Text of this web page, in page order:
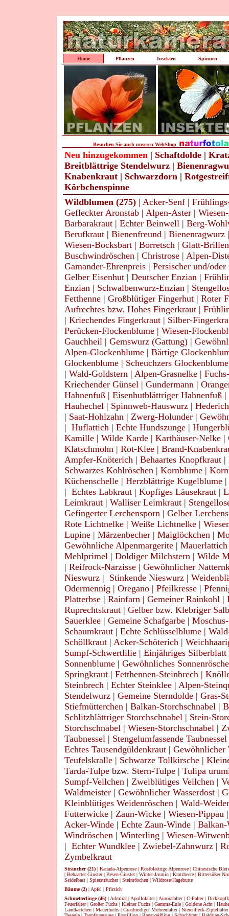
Home Pflanzen Insekten Spinnen
Besuchen Sie auch unseren WebShop
Neu hinzugekommen | Schaftdolde |
Breitblättrige Stendelwurz |
Knabenkraut | Schwarzdorn |
Körbchenspinne
Wildblumen (275) | Acker-Senf |
Gefleckter Aronstab | Alpen-Aster |
Barbarakraut | Echter Beinwell | Berg-
Berufkraut | Bienenfreund | Bienenragwurz
Wiesen-Bocksbart | Borretsch | Glatt-
Buschwindröschen | Christrose | Alpen-
Gamander-Ehrenpreis | Persischer und/
Gelber Eisenhut | Deutscher Enzian |
Enzian | Schwalbenwurz-Enzian |
Fetthenne | Großblütiger Fingerhut | Roter
Aufrechtes bzw. Hohes Fingerkraut |
| Kriechendes Fingerkraut | Silber-
Perücken-Flockenblume | Wiesen-
Gauchheil | Gemswurz (Gattung) |
Alpen-Glockenblume | Bärtige
Glockenblume | Scheuchzers Glockenblume
| Wald-Goldstern | Alpen-Grasnelke |
Kriechender Günsel | Gundermann |
Hahnenfuß | Eisenhutblättriger Hahnenfuß |
Hauhechel | Spinnweb-Hauswurz | Hederich
| Saat-Hohlzahn | Zwerg-Holunder |
| Huflattich | Echte Hundszunge |
Kamille | Wilde Karde | Karthäuser-Nelke |
Klatschmohn | Rot-Klee | Brand-
Ampfer-Knöterich | Behaartes Knopfkraut |
Schwarzes Kohlröschen | Kornblume |
Küchenschelle | Herzblättrige Kugelblume |
| Echtes Labkraut | Kopfiges Läusekraut |
Leimkraut | Walliser Leimkraut |
Gefingerter Lerchensporn | Gelber
Rote Lichtnelke | Weiße Lichtnelke |
Lupine | Märzenbecher | Maiglöckchen |
Gewöhnliche Alpenmargerite | Mauerlattich
Mehlprimel | Doldiger Milchstern | Wilde
| Reifrock-Narzisse | Gewöhnlicher
Nieswurz | Stinkende Nieswurz |
Odermennig | Oregano | Pfeilkresse |
Platterbse | Rainfarn | Gemeiner Rainkohl |
Ruprechtskraut | Gelber bzw. Klebriger
Sauerklee | Gemeine Schafgarbe |
Schaumkraut | Echte Schlüsselblume |
Schöllkraut | Acker-Schöterich |
Sumpf-Schwertlilie | Einjähriges Silberblatt
Sonnenblume | Gewöhnliches
Springkraut | Fetthennen-Steinbrech |
Steinbrech | Echter Steinklee | Alpen-
Stendelwurz | Gemeine Sterndolde | Gras-
Stiefmütterchen | Balkan-Storchschnabel |
Schlitzblättriger Storchschnabel | Stein-
Storchschnabel | Wiesen-Storchschnabel |
Taubnessel | Stengelumfassende Taubnessel
Echtes Tausendgüldenkraut | Gewöhnlicher
Teufelskralle | Schwarze Tollkirsche |
Tarda-Tulpe bzw. Stern-Tulpe | Tulipa
Sumpf-Veilchen | Zweiblütiges Veilchen |
Waldmeister | Gewöhnlicher Wasserdost |
Kleinblütiges Weidenröschen | Wald-
Futterwicke | Zaun-Wicke | Wiesen-Pippau
Acker-Winde | Echte Zaun-Winde | Balkan-
Windröschen | Winterling | Wiesen-
| Echter Wundklee | Zwiebel-Zahnwurz |
Zymbelkraut
Sträucher (21) | Kanada-Alpenrose | Rostblättrige Alpenrose | Chinesische
| Behaarter Ginster| Besen-Ginster| Winter-Jasmin | Kratzbeere | Bittersüßer
Seidelbast | Spiersträucher| Steinröschen | Wildrose/Hagebutte
Bäume (2) | Apfel | Pfirsich
Schmetterlinge (46) | Admiral | Apollofalter| Aurorafalter| C-Falter|
Feuerfalter| Großer Fuchs | Kleiner Fuchs | Gamma-Eule | Goldene Acht |
Landkärtchen | Mauerfuchs | Graubindiger Mohrenfalter| Nierenfleck-Zipfelfalter